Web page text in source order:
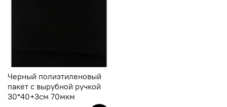
Черный полиэтиленовый
пакет с вырубной ручкой
30*40+3см 70мкм